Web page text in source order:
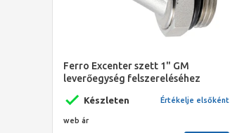
Ferro Excenter szett 1" GM
leverőegység felszereléséhez
Készleten Értékelje elsőként
web ár